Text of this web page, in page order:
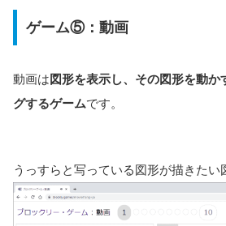
ゲーム⑤：動画
動画は 図形を表示し、その図形を動
グするゲームです。
うっすらと写っている図形が描きたい